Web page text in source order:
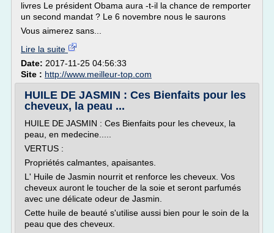
livres Le président Obama aura -t-il la chance de remporter
un second mandat ? Le 6 novembre nous le saurons
Vous aimerez sans...
Lire la suite
Date: 2017-11-25 04:56:33
Site : http://www.meilleur-top.com
HUILE DE JASMIN : Ces Bienfaits pour les
cheveux, la peau ...
HUILE DE JASMIN : Ces Bienfaits pour les cheveux, la
peau, en medecine.....
VERTUS :
Propriétés calmantes, apaisantes.
L' Huile de Jasmin nourrit et renforce les cheveux. Vos
cheveux auront le toucher de la soie et seront parfumés
avec une délicate odeur de Jasmin.
Cette huile de beauté s'utilise aussi bien pour le soin de la
peau que des cheveux.